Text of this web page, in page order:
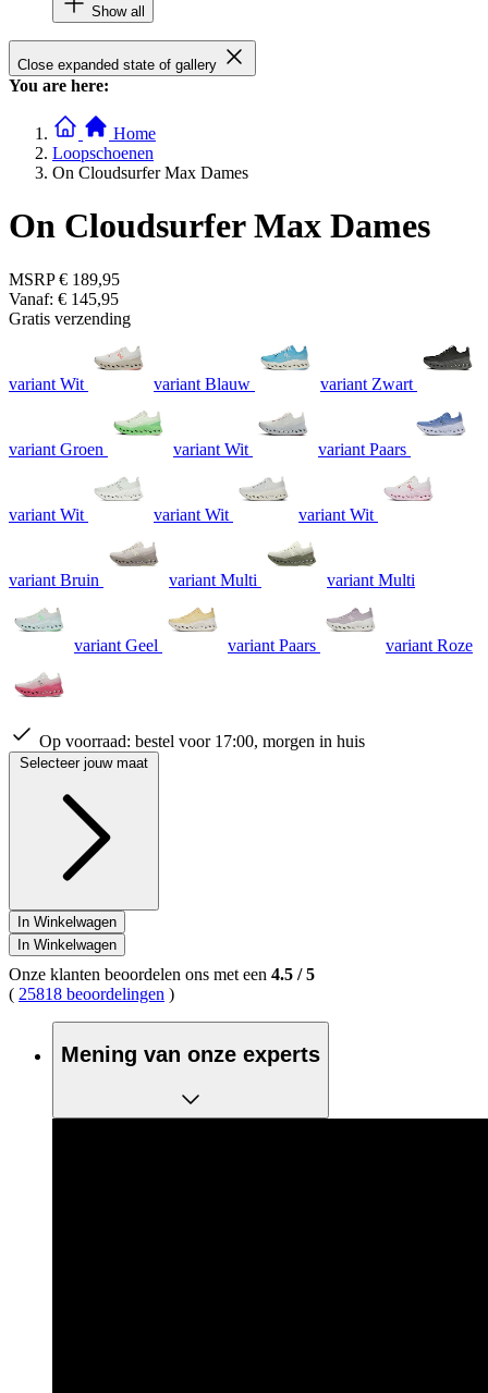
Show all
Close expanded state of gallery
You are here:
Home
Loopschoenen
On Cloudsurfer Max Dames
On Cloudsurfer Max Dames
MSRP € 189,95
Vanaf: € 145,95
Gratis verzending
variant Wit variant Blauw variant Zwart
variant Groen variant Wit variant Paars
variant Wit variant Wit variant Wit
variant Bruin variant Multi variant Multi
variant Geel variant Paars variant Roze
Op voorraad: bestel voor 17:00, morgen in huis
Selecteer jouw maat
In Winkelwagen
In Winkelwagen
Onze klanten beoordelen ons met een 4.5 /5
( 25818 beoordelingen )
Mening van onze experts